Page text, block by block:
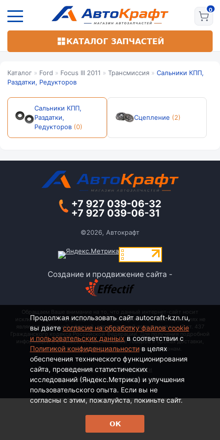
основному
КАТАЛОГ ЗАПЧАСТЕЙ
Каталог » Ford » Focus III 2011 » Трансмиссия » Сальники КПП,
Раздатки, Редукторов
Сальники КПП,
Раздатки,
Редукторов (0)
Сцепление (2)
+7 927 039-06-32
+7 927 039-06-31
©2026, Автокрафт
Создание и продвижение сайта -
Обращаем Ваше внимание на то, что данный интернет-сайт носит
исключительно информационный характер и ни при каких условиях не
является публичной офертой, определяемой положениями ч. 2 ст. 437
Гражданского кодекса Российской Федерации. Для получения подробной
информации о стоимости, наименовании товаров и сроках доставки,
пожалуйста, обращайтесь по контактным телефонам.
Политика конфиденциальности
Согласие на обработку персональных данных
Продолжая использовать сайт autocraft-kzn.ru,
вы даете согласие на обработку файлов cookie
и пользовательских данныхв соответствии с
Политикой конфиденциальностив целях
обеспечения технического функционирования
сайта, проведения статистических
исследований (Яндекс.Метрика) и улучшения
пользовательского опыта. Если вы не
согласны с этим, пожалуйста, покиньте сайт.
ОК